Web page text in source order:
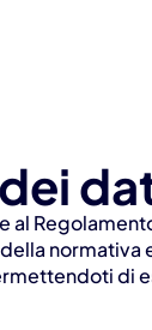
normativa
di